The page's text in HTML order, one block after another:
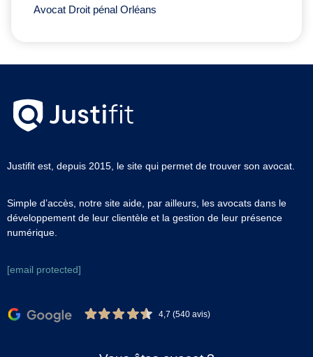
Avocat Droit pénal Orléans
Justifit est, depuis 2015, le site qui permet de trouver son avocat.
Simple d’accès, notre site aide, par ailleurs, les avocats dans le
développement de leur clientèle et la gestion de leur présence
numérique.
[email protected]
4,7 (540 avis)